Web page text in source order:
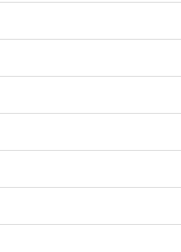
[서버점검공지]8월5
[사칭사이트2]모방